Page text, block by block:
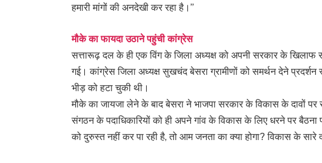
हमारी मांगों की अनदेखी कर रहा है।”
मौके का फायदा उठाने पहुंची कांग्रेस
सत्तारूढ़ दल के ही एक विंग के जिला अध्यक्ष को अपनी सरकार के खिलाफ
गई। कांग्रेस जिला अध्यक्ष सुखचंद बेसरा ग्रामीणों को समर्थन देने
भीड़ को हटा चुकी थी।
मौके का जायजा लेने के बाद बेसरा ने भाजपा सरकार के विकास के दावों पर
संगठन के पदाधिकारियों को ही अपने गांव के विकास के लिए धरने पर
को दुरुस्त नहीं कर पा रही है, तो आम जनता का क्या होगा? विकास के सारे